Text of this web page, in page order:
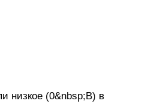
низкое (0&nbsp;В) в